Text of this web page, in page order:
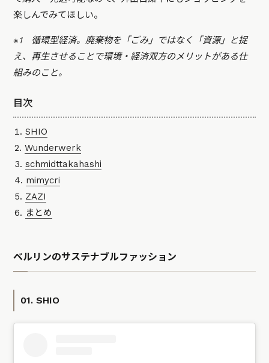
楽しんでみてほしい。
※1 循環型経済。廃棄物を「ごみ」ではなく「資源」と捉
え、再生させることで環境・経済双方のメリットがある仕
組みのこと。
目次
SHIO
Wunderwerk
schmidttakahashi
mimycri
ZAZI
まとめ
ベルリンのサステナブルファッション
01. SHIO